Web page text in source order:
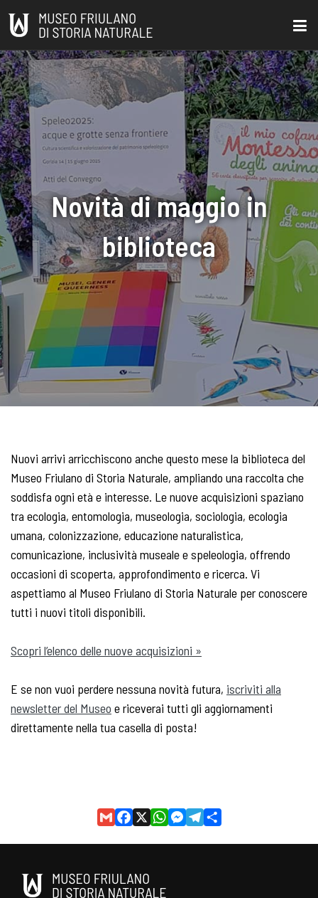
Novità di maggio in
biblioteca
Nuovi arrivi arricchiscono anche questo mese la biblioteca del
Museo Friulano di Storia Naturale, ampliando una raccolta che
soddisfa ogni età e interesse. Le nuove acquisizioni spaziano
tra ecologia, entomologia, museologia, sociologia, ecologia
umana, colonizzazione, educazione naturalistica,
comunicazione, inclusività museale e speleologia, offrendo
occasioni di scoperta, approfondimento e ricerca. Vi
aspettiamo al Museo Friulano di Storia Naturale per conoscere
tutti i nuovi titoli disponibili.
Scopri l’elenco delle nuove acquisizioni »
E se non vuoi perdere nessuna novità futura, iscriviti alla
newsletter del Museo e riceverai tutti gli aggiornamenti
direttamente nella tua casella di posta!